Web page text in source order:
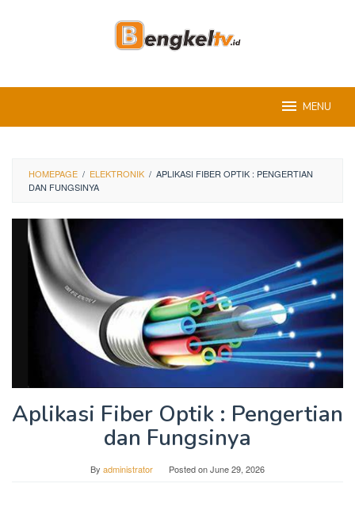
MENU
HOMEPAGE / ELEKTRONIK / APLIKASI FIBER OPTIK : PENGERTIAN
DAN FUNGSINYA
Aplikasi Fiber Optik : Pengertian
dan Fungsinya
By administrator Posted onJune 29, 2026